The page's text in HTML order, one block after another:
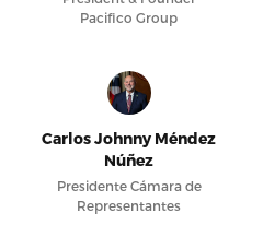
Pacifico Group
Carlos Johnny Méndez
Núñez
Presidente Cámara de
Representantes